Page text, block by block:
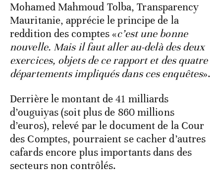
Mohamed Mahmoud Tolba, Transparency
Mauritanie, apprécie le principe de la
reddition des comptes «c’est une bonne
nouvelle. Mais il faut aller au-delà des deux
exercices, objets de ce rapport et des quatre
départements impliqués dans ces enquêtes».
Derrière le montant de 41 milliards
d’ouguiyas (soit plus de 860 millions
d’euros), relevé par le document de la Cour
des Comptes, pourraient se cacher d’autres
cafards encore plus importants dans des
secteurs non contrôlés.